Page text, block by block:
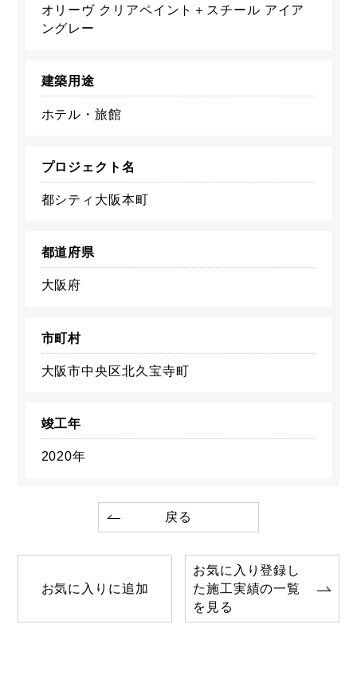
オリーヴ クリアペイント＋スチール アイア
ングレー
建築用途
ホテル・旅館
プロジェクト名
都シティ大阪本町
都道府県
大阪府
市町村
大阪市中央区北久宝寺町
竣工年
2020年
戻る
お気に入りに追加
お気に入り登録し
た施工実績の一覧
を見る